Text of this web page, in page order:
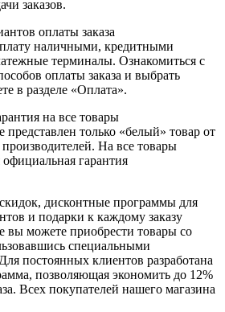
заказов.
оплаты заказа
наличными, кредитными
терминалы. Ознакомиться с
оплаты заказа и выбрать
в разделе «Оплата».
на все товары
только «белый» товар от
На все товары
официальная гарантия
дисконтные программы для
и подарки к каждому заказу
вы можете приобрести товары со
специальными
постоянных клиентов разработана
позволяющая экономить до 12%
Всех покупателей нашего магазина